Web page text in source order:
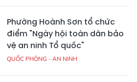
Phường Hoành Sơn tổ chức
điểm "Ngày hội toàn dân bảo
vệ an ninh Tổ quốc"
QUỐC PHÒNG - AN NINH